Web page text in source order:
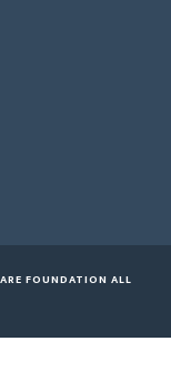
FOUNDATION ALL